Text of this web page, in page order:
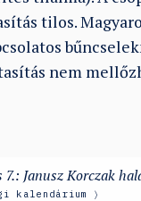
tilos.
nem
Janusz Korczak
kalendárium